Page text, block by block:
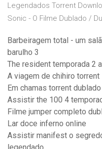
Legendados Torrent
Sonic - O Filme Dublado /
Barbeiragem total - um
barulho 3
The resident temporada 2
A viagem de chihiro torrent
Em chamas torrent dublado
Assistir the 100 4
Filme jumper completo
Lar doce inferno online
Assistir manifest o